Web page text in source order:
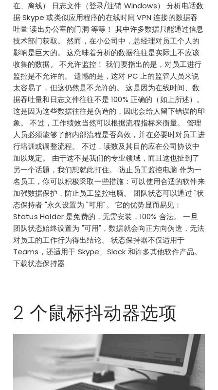
在、离线） 日志文件（登录/注销 Windows） 分析电话数
据 Skype 或类似应用程序的在线时间 VPN 连接的数据吞
吐量 读出办公室的门洞 等等！ 其中许多数据只能通过信息
技术部门获取。 然而，在小公司中，总经理对员工个人的
影响是巨大的。 这意味着分析的数据往往是实际上不应该
收集的数据。 不允许监控！ 我们要指出的是，对员工进行
监控是不允许的。 遗憾的是，这对 PC 上的监管人员来说
太容易了，但这仍然是不允许的。 这是因为在线时间、数
据吞吐量和日志文件往往不是 100% 正确的（如上所述）。
这是因为这些数据往往是伪造的，因此会给人留下错误的印
象。 不过，工作绩效当然可以根据流程指标来衡量。 管理
人员必须能够了解内部流程是否高效，并在必要时对员工进
行培训或调整流程。 不过，读数及其目的应在公司协议中
加以规定。 由于这不是我们的专业领域，而且这也扯到了
另一个话题，我们想就此打住。 防止员工监控电脑 作为一
名员工，你可以积极采取一些措施：可以使用合适的软件来
加强数据保护，防止员工监控电脑。 团队状态可以通过 "状
态保持者 "永久设置为 "可用"。 它的优势显而易见：
Status Holder 是免费的，无需安装，100% 合法。 一旦
团队状态始终设置为 "可用"，数据就会向正方向伪造，无法
对员工的工作行为得出结论。 状态保持器不仅适用于
Teams，还适用于 Skype、Slack 和许多其他软件产品。
下载状态保持器
2 个鼠标抖动器选项